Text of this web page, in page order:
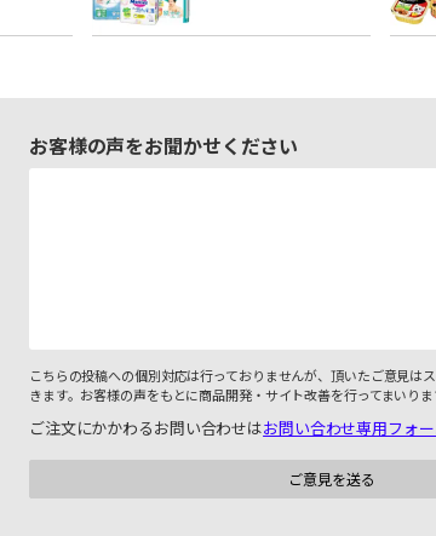
お客様の声をお聞かせください
こちらの投稿への個別対応は行っておりませんが、頂いたご意見は
きます。お客様の声をもとに商品開発・サイト改善を行ってまいりま
ご注文にかかわるお問い合わせはお問い合わせ専用フォ